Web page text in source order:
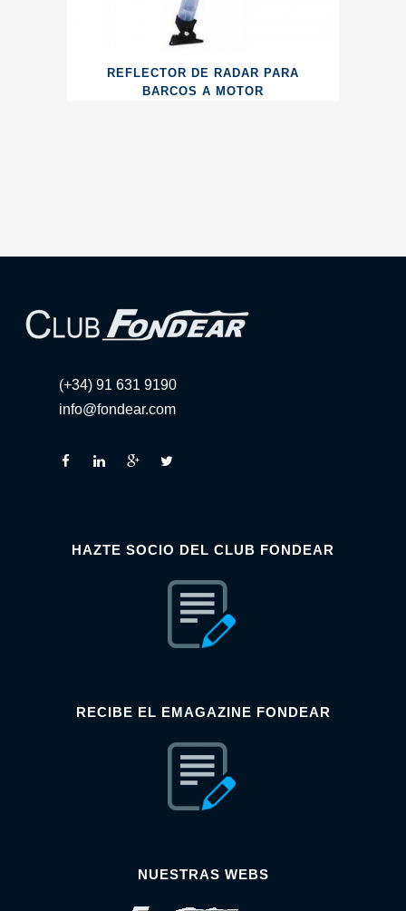
REFLECTOR DE RADAR PARA
BARCOS A MOTOR
(+34) 91 631 9190
info@fondear.com
HAZTE SOCIO DEL CLUB FONDEAR
RECIBE EL EMAGAZINE FONDEAR
NUESTRAS WEBS